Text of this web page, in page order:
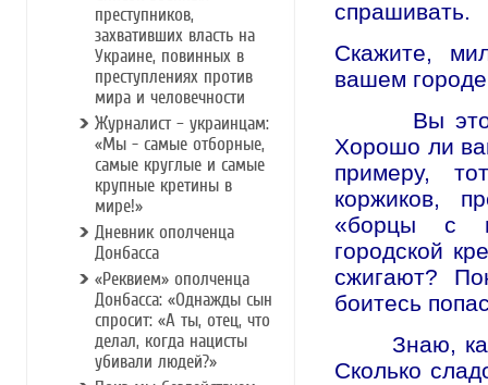
преступников,
захвативших власть на
Украине, повинных в
преступлениях против
мира и человечности
Журналист – украинцам:
«Мы - самые отборные,
самые круглые и самые
крупные кретины в
мире!»
Дневник ополченца
Донбасса
«Реквием» ополченца
Донбасса: «Однажды сын
спросит: «А ты, отец, что
делал, когда нацисты
убивали людей?»
спрашивать.
Скажите,
вашем
Вы этого
Хорошо ли
примеру,
коржиков,
«борцы с
городской
сжигают?
боитесь
Знаю, как
Сколько